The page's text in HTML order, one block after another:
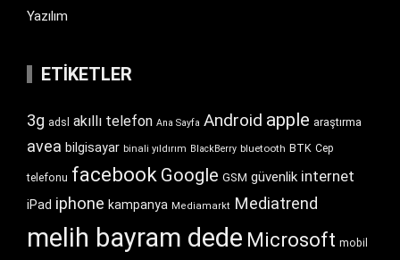
Yazılım
ETIKETLER
3g adsl akıllı telefon Ana Sayfa Android apple araştırma
avea bilgisayar binali yıldırım BlackBerry bluetooth BTK Cep
telefonu facebook Google GSM güvenlik internet
iPad iphone kampanya Mediamarkt Mediatrend
melih bayram dede Microsoft mobil